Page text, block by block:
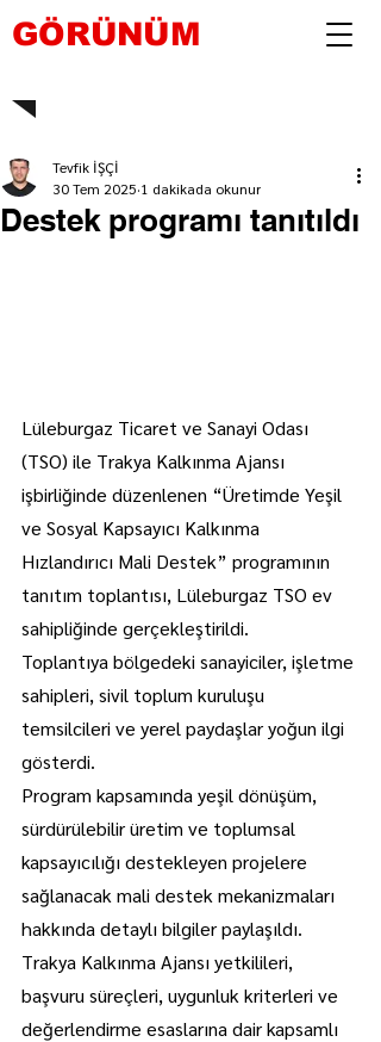
GÖRÜNÜM
Destek programı tanıtıldı
Tevfik İŞÇİ
30 Tem 2025 1 dakikada okunur
Lüleburgaz Ticaret ve Sanayi Odası
(TSO) ile Trakya Kalkınma Ajansı
işbirliğinde düzenlenen “Üretimde Yeşil
ve Sosyal Kapsayıcı Kalkınma
Hızlandırıcı Mali Destek” programının
tanıtım toplantısı, Lüleburgaz TSO ev
sahipliğinde gerçekleştirildi.
Toplantıya bölgedeki sanayiciler, işletme
sahipleri, sivil toplum kuruluşu
temsilcileri ve yerel paydaşlar yoğun ilgi
gösterdi.
Program kapsamında yeşil dönüşüm,
sürdürülebilir üretim ve toplumsal
kapsayıcılığı destekleyen projelere
sağlanacak mali destek mekanizmaları
hakkında detaylı bilgiler paylaşıldı.
Trakya Kalkınma Ajansı yetkilileri,
başvuru süreçleri, uygunluk kriterleri ve
değerlendirme esaslarına dair kapsamlı